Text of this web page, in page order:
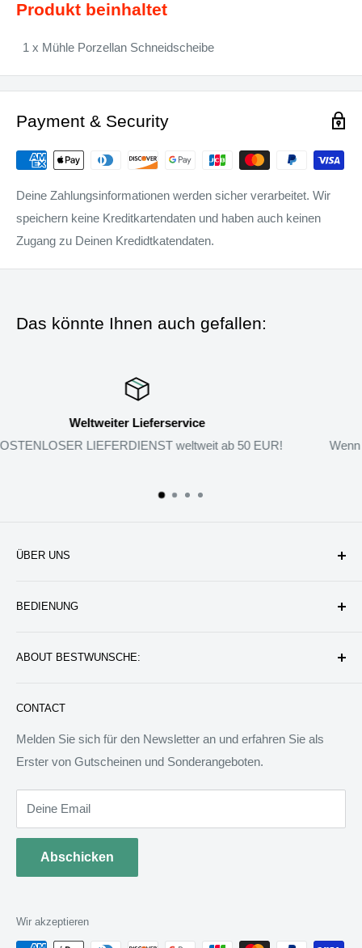
Produkt beinhaltet
1 x Mühle Porzellan Schneidscheibe
Payment & Security
Deine Zahlungsinformationen werden sicher verarbeitet. Wir
speichern keine Kreditkartendaten und haben auch keinen
Zugang zu Deinen Kredidtkatendaten.
Das könnte Ihnen auch gefallen:
Rückgabe-Garantie
Wenn Sie mit den Produkten nicht zufrieden sind, können Sie sie
ÜBER UNS
Datenschutzerklärung
Service & Verpflichtung
BEDIENUNG
Versand & Bearbeitung
CONTACT
Melden Sie sich für den Newsletter an und erfahren Sie als
Erster von Gutscheinen und Sonderangeboten.
Deine Email
Abschicken
ABOUT BESTWUNSCHE:
finden, die das Leben besser machen können. Wir werden
allen Menschen auf der Welt besondere Dinge anbieten.
Wir sind bereit, jedem zu helfen, ein ideales Tagebuch zu
Wir akzeptieren